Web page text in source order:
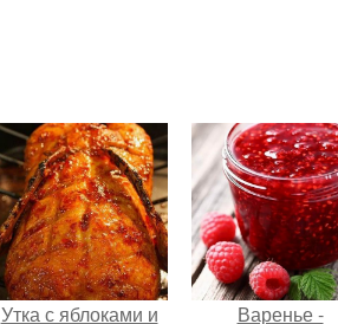
Утка с яблоками и
Варенье -